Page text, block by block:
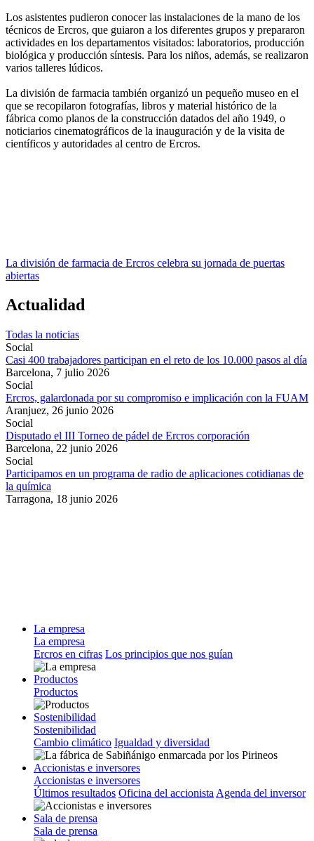
Los asistentes pudieron conocer las instalaciones de la mano de los
técnicos de Ercros, que guiaron a los diferentes grupos y prepararon
actividades en los departamentos visitados: laboratorios, producción
biológica y producción síntesis. Para los niños, además, se realizaron
varios talleres lúdicos.
La división de farmacia también organizó un pequeño museo en el
que se recopilaron fotografías, libros y material histórico de la
fábrica como planos de la construcción datados del año 1949, o
noticiarios cinematográficos de la inauguración y de la visita de
científicos y autoridades al centro de Ercros.
La división de farmacia de Ercros celebra su jornada de puertas
abiertas
Actualidad
Todas la noticias
Social
Casi 400 trabajadores participan en el reto de los 10.000 pasos al día
Barcelona, 7 julio 2026
Social
Ercros, galardonada por su compromiso e implicación con la FUAM
Aranjuez, 26 junio 2026
Social
Disputado el III Torneo de pádel de Ercros corporación
Barcelona, 22 junio 2026
Social
Participamos en un programa de radio de aplicaciones cotidianas de
la química
Tarragona, 18 junio 2026
La empresa
La empresa
Ercros en cifras Los principios que nos guían
Productos
Productos
Sostenibilidad
Sostenibilidad
Cambio climático Igualdad y diversidad
Accionistas e inversores
Accionistas e inversores
Últimos resultados Oficina del accionista Agenda del inversor
Sala de prensa
Sala de prensa